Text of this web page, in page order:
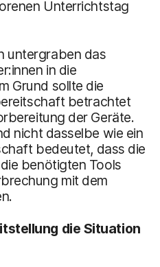
Unterrichtstag
untergraben das
in die
Grund sollte die
betrachtet
der Geräte.
nicht dasselbe wie ein
bedeutet, dass die
benötigten Tools
mit dem
die Situation